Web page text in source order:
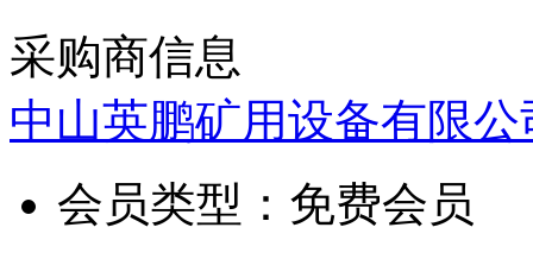
采购商信息
中山英鹏矿用设备有限公
会员类型： 免费会员